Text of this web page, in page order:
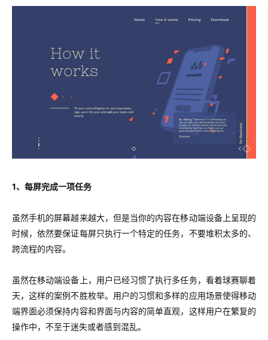
1、每屏完成一项任务
虽然手机的屏幕越来越大，但是当你的内容在移动端设备上呈现的
时候，依然要保证每屏只执行一个特定的任务，不要堆积太多的、
跨流程的内容。
虽然在移动端设备上，用户已经习惯了执行多任务，看着球赛聊着
天，这样的案例不胜枚举。用户的习惯和多样的应用场景使得移动
端界面必须保持内容和界面与内容的简单直观，这样用户在繁复的
操作中，不至于迷失或者感到混乱。